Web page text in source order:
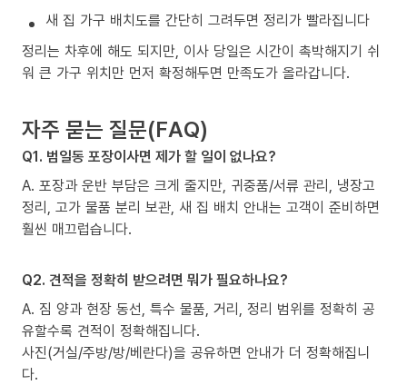
새 집 가구 배치도를 간단히 그려두면 정리가 빨라집니다
정리는 차후에 해도 되지만, 이사 당일은 시간이 촉박해지기 쉬
워 큰 가구 위치만 먼저 확정해두면 만족도가 올라갑니다.
자주 묻는 질문(FAQ)
Q1. 범일동 포장이사면 제가 할 일이 없나요?
A. 포장과 운반 부담은 크게 줄지만, 귀중품/서류 관리, 냉장고
정리, 고가 물품 분리 보관, 새 집 배치 안내는 고객이 준비하면
훨씬 매끄럽습니다.
Q2. 견적을 정확히 받으려면 뭐가 필요하나요?
A. 짐 양과 현장 동선, 특수 물품, 거리, 정리 범위를 정확히 공
유할수록 견적이 정확해집니다.
사진(거실/주방/방/베란다)을 공유하면 안내가 더 정확해집니
다.